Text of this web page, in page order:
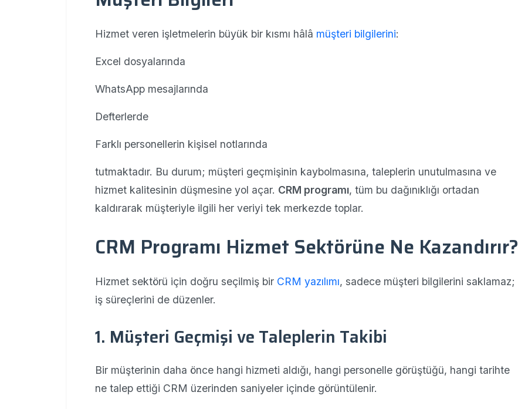
Hizmet veren işletmelerin büyük bir kısmı hâlâ müşteri bilgilerini:
Excel dosyalarında
WhatsApp mesajlarında
Defterlerde
Farklı personellerin kişisel notlarında
tutmaktadır. Bu durum; müşteri geçmişinin kaybolmasına, taleplerin unutulmasına ve
hizmet kalitesinin düşmesine yol açar. CRM programı, tüm bu dağınıklığı ortadan
kaldırarak müşteriyle ilgili her veriyi tek merkezde toplar.
CRM Programı Hizmet Sektörüne Ne Kazandırır?
Hizmet sektörü için doğru seçilmiş bir CRM yazılımı, sadece müşteri bilgilerini saklamaz;
iş süreçlerini de düzenler.
1. Müşteri Geçmişi ve Taleplerin Takibi
Bir müşterinin daha önce hangi hizmeti aldığı, hangi personelle görüştüğü, hangi tarihte
ne talep ettiği CRM üzerinden saniyeler içinde görüntülenir.